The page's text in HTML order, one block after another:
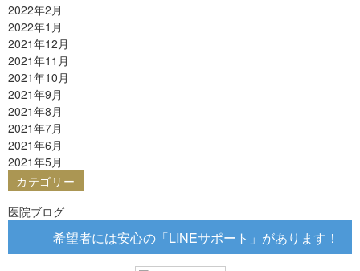
2022年2月
2022年1月
2021年12月
2021年11月
2021年10月
2021年9月
2021年8月
2021年7月
2021年6月
2021年5月
カテゴリー
医院ブログ
希望者には安心の「LINEサポート」があります！